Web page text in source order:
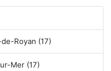
Royan (17)
Mer (17)